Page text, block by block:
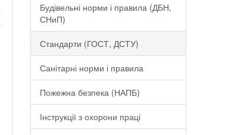
Будівельні норми і правила (ДБН,
СНиП)
Стандарти (ГОСТ, ДСТУ)
Санітарні норми і правила
Пожежна безпека (НАПБ)
Інструкції з охорони праці